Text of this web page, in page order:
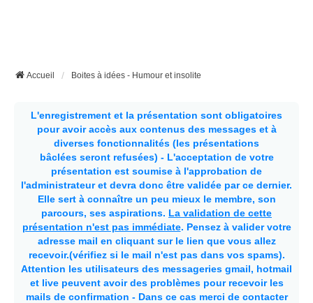
Accueil Boites à idées - Humour et insolite
L'enregistrement et la présentation sont obligatoires
pour avoir accès aux contenus des messages et à
diverses fonctionnalités (les présentations
bâclées seront refusées) - L'acceptation de votre
présentation est soumise à l'approbation de
l'administrateur et devra donc être validée par ce dernier.
Elle sert à connaître un peu mieux le membre, son
parcours, ses aspirations. La validation de cette
présentation n'est pas immédiate. Pensez à valider votre
adresse mail en cliquant sur le lien que vous allez
recevoir.(vérifiez si le mail n'est pas dans vos spams).
Attention les utilisateurs des messageries gmail, hotmail
et live peuvent avoir des problèmes pour recevoir les
mails de confirmation - Dans ce cas merci de contacter